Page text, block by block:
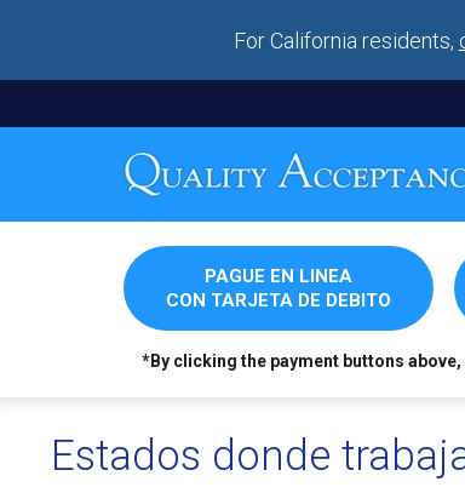
For California residents,
PAGUE EN LINEA
CON TARJETA DE DEBITO
*By clicking the payment buttons
Estados donde